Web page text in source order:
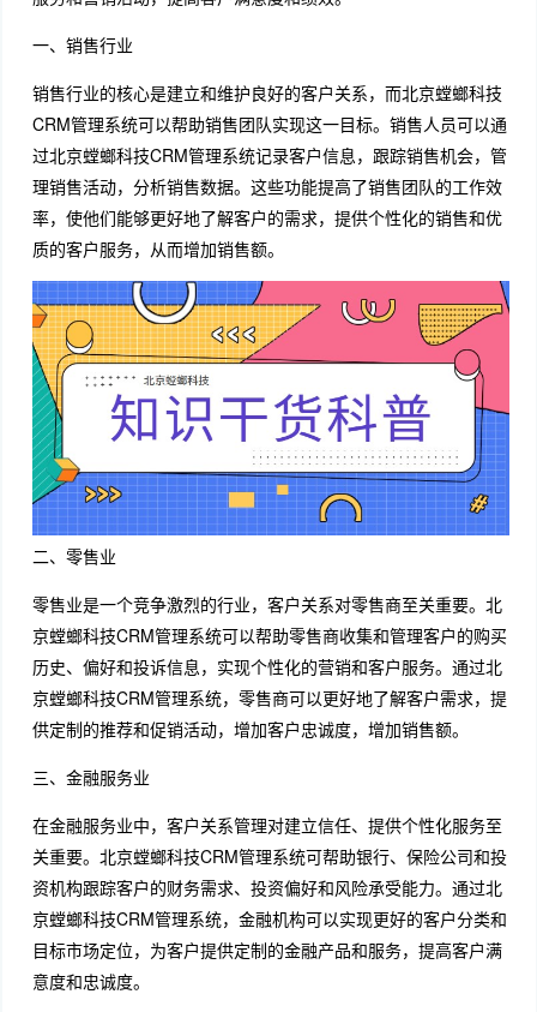
一、销售行业
销售行业的核心是建立和维护良好的客户关系，而北京螳螂科技
CRM管理系统可以帮助销售团队实现这一目标。销售人员可以通
过北京螳螂科技CRM管理系统记录客户信息，跟踪销售机会，管
理销售活动，分析销售数据。这些功能提高了销售团队的工作效
率，使他们能够更好地了解客户的需求，提供个性化的销售和优
质的客户服务，从而增加销售额。
二、零售业
零售业是一个竞争激烈的行业，客户关系对零售商至关重要。北
京螳螂科技CRM管理系统可以帮助零售商收集和管理客户的购买
历史、偏好和投诉信息，实现个性化的营销和客户服务。通过北
京螳螂科技CRM管理系统，零售商可以更好地了解客户需求，提
供定制的推荐和促销活动，增加客户忠诚度，增加销售额。
三、金融服务业
在金融服务业中，客户关系管理对建立信任、提供个性化服务至
关重要。北京螳螂科技CRM管理系统可帮助银行、保险公司和投
资机构跟踪客户的财务需求、投资偏好和风险承受能力。通过北
京螳螂科技CRM管理系统，金融机构可以实现更好的客户分类和
目标市场定位，为客户提供定制的金融产品和服务，提高客户满
意度和忠诚度。